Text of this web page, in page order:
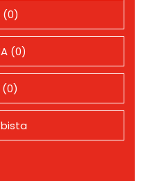
(0)
(0)
(0)